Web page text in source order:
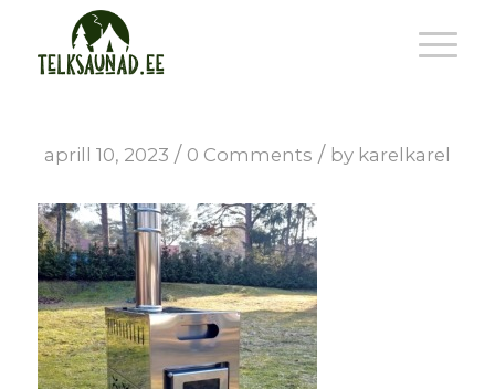
aprill 10, 2023 / 0 Comments / by karelkarel